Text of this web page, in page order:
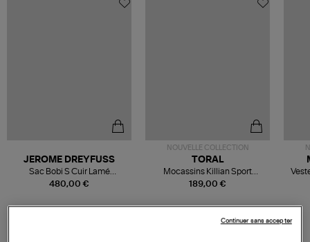
480,00 €
JEROME DREYFUSS
Sac Bobi S Cuir Lamé
Champagne
NOUVELLE COLLECTION
189,00 €
TORAL
Mocassins Killian Sport
Mousse
Continuer sans accepter